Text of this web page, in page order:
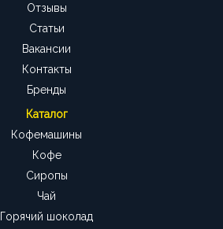
Отзывы
Статьи
Вакансии
Контакты
Бренды
Каталог
Кофемашины
Кофе
Сиропы
Чай
Горячий шоколад